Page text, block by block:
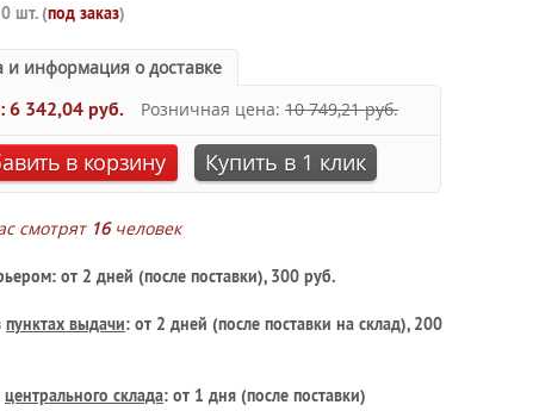
0 шт. (под заказ)
и информация о доставке
6 342,04 руб. Розничная цена: 10 749,21 руб.
в корзину Купить в 1 клик
смотрят 16человек
от 2 дней (после поставки), 300 руб.
пунктах выдачи: от 2 дней (после поставки на склад), 200
центрального склада: от 1 дня (после поставки)